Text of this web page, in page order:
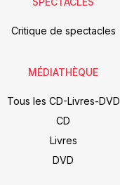
Critique de spectacles
MÉDIATHÈQUE
Tous les CD-Livres-DVD
CD
Livres
DVD